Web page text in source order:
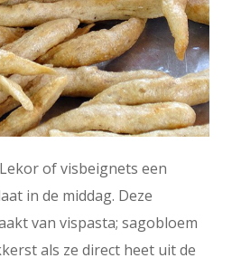
of visbeignets een
in de middag. Deze
van vispasta; sagobloem
als ze direct heet uit de